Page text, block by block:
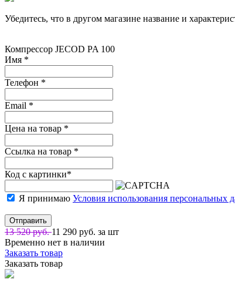
Убедитесь, что в другом магазине название и
Компрессор JECOD PA 100
Имя *
Телефон *
Email *
Цена на товар *
Ссылка на товар *
Код с картинки*
Я принимаю Условия использования персональных
Отправить
13 520 руб.11 290 руб. за шт
Временно нет в наличии
Заказать товар
Заказать товар